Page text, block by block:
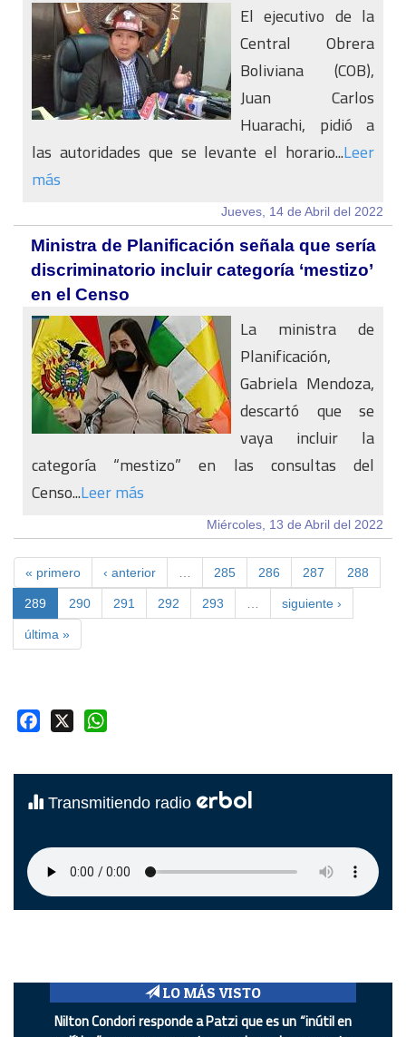
El ejecutivo de la
Central Obrera
Boliviana (COB),
Juan Carlos
Huarachi, pidió a
las autoridades que se levante el horario...Leer
más
Jueves, 14 de Abril del 2022
Ministra de Planificación señala que sería
discriminatorio incluir categoría ‘mestizo’
en el Censo
La ministra de
Planificación,
Gabriela Mendoza,
descartó que se
vaya incluir la
categoría “mestizo” en las consultas del
Censo...Leer más
Miércoles, 13 de Abril del 2022
« primero ‹ anterior 285 286 287 288
289 290 291 292 293 siguiente ›
última »
Facebook
Transmitiendo radio erbol
LO MÁS VISTO
Nilton Condori responde a Patzi que es un “inútil en